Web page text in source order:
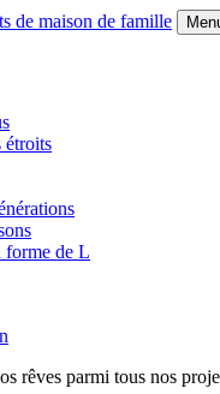
étroits
forme de L
rêves parmi tous nos